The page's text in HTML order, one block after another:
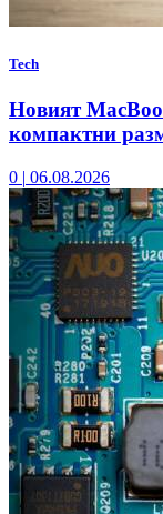
Tech
Новият
компактни
0 | 06.08.2026